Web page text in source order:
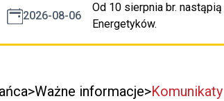
2026-08-06
Od 10 sierpnia br.
Energetyków.
Ważne informacje Komunikaty